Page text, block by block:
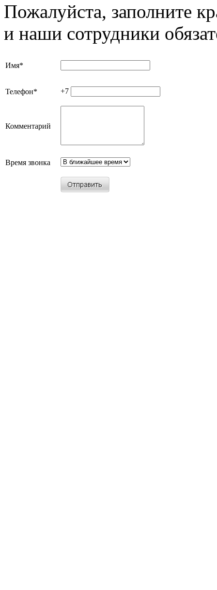
Пожалуйста, заполните
и наши сотрудники
Имя*
Телефон* +7
Комментарий
Время звонка